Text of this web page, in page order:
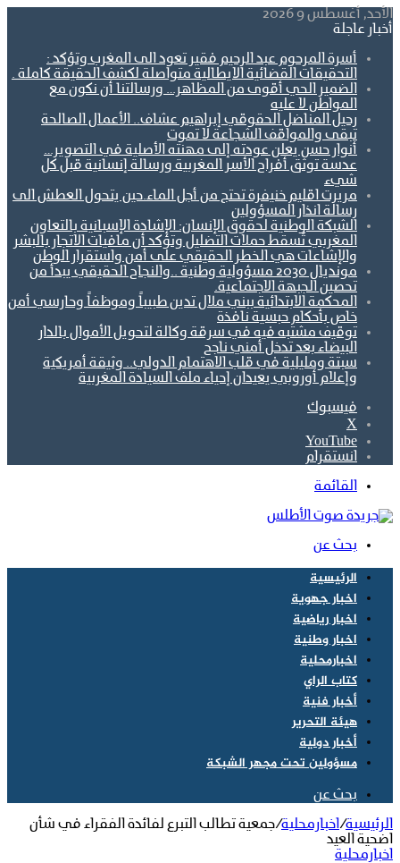
الأحد, أغسطس 9 2026
أخبار عاجلة
أسرة المرحوم عبد الرحيم فقير تعود الى المغرب وتؤكد :
التحقيقات القضائية الايطالية متواصلة لكشف الحقيقة كاملة .
الضمير الحي أقوى من المظاهر… ورسالتنا أن نكون مع
المواطن لا عليه
رحيل المناضل الحقوقي إبراهيم عشاف.. الأعمال الصالحة
تبقى والمواقف الشجاعة لا تموت
أنوار حسن يعلن عودته إلى مهنته الأصلية في التصوير…
عدسة توثق أفراح الأسر المغربية ورسالة إنسانية قبل كل
شيء
مريرت اقليم خنيفرة تحتج من أجل الماء.حين يتحول العطش الى
رسالة انذار المسؤولين
الشبكة الوطنية لحقوق الإنسان: الإشادة الإسبانية بالتعاون
المغربي تُسقط حملات التضليل وتؤكد أن مافيات الاتجار بالبشر
والإشاعات هي الخطر الحقيقي على أمن واستقرار الوطن
مونديال 2030 مسؤولية وطنية ..والنجاح الحقيقي يبدأ من
تحصين الجبهة الاجتماعية.
المحكمة الابتدائية ببني ملال تدين طبيباً وموظفاً وحارسي أمن
خاص بأحكام حبسية نافذة
توقيف مشتبه فيه في سرقة وكالة لتحويل الأموال بالدار
البيضاء بعد تدخل أمني ناجح
سبتة ومليلية في قلب الاهتمام الدولي.. وثيقة أمريكية
وإعلام أوروبي يعيدان إحياء ملف السيادة المغربية
فيسبوك
‫X
‫YouTube
انستقرام
القائمة
بحث عن
الرئيسية
اخبار جهوية
اخبار رياضية
اخبار وطنية
اخبارمحلية
كتاب الراي
أخبار فنية
هيئة التحرير
أخبار دولية
مسؤولين تحت مجهر الشبكة
بحث عن
الرئيسية/ اخبارمحلية/جمعية تطالب التبرع لفائدة الفقراء في شأن
اضحية العيد
اخبارمحلية